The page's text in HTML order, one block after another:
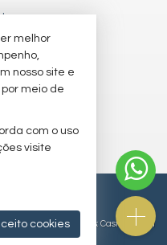
Site para imobiliárias: Castel Digital
melhor
nosso site e
meio de
com o uso
visite
cookies